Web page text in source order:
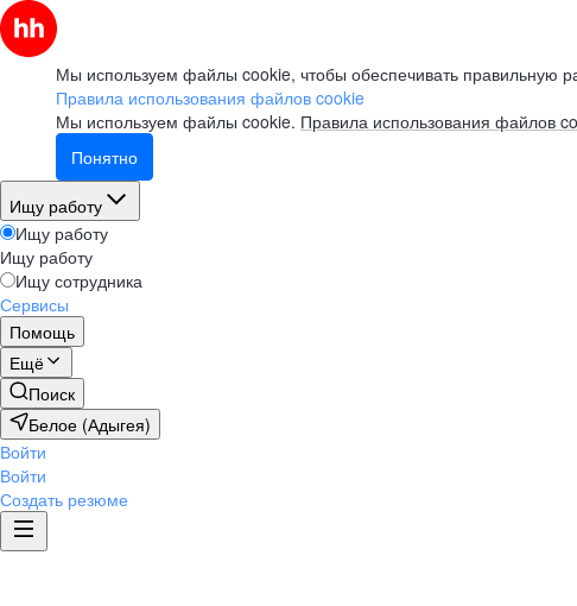
Мы используем файлы cookie, чтобы обеспечивать правильную
Правила использования файлов cookie
Мы используем файлы cookie. Правила использования файлов
Понятно
Ищу работу
Ищу работу
Ищу работу
Ищу сотрудника
Сервисы
Помощь
Ещё
Поиск
Белое (Адыгея)
Войти
Войти
Создать резюме